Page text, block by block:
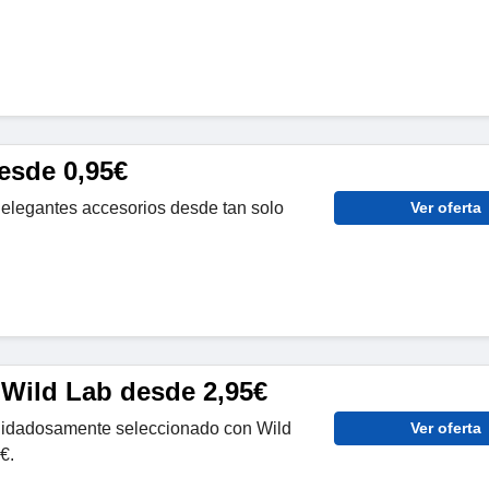
0,95€
accesorios desde tan solo Ver oferta
Lab desde 2,95€
seleccionado con Wild
Ver oferta